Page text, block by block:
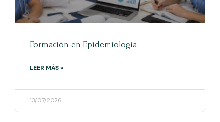
Formación en Epidemiología
LEER MÁS »
13/07/2026